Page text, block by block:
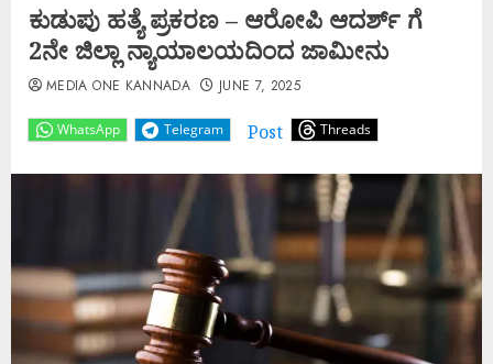
ಕುಡುಪು ಹತ್ಯೆ ಪ್ರಕರಣ – ಆರೋಪಿ ಆದರ್ಶ್‌ ಗೆ
2ನೇ ಜಿಲ್ಲಾ ನ್ಯಾಯಾಲಯದಿಂದ ಜಾಮೀನು
WhatsApp Telegram Post Threads
MEDIA ONE KANNADA JUNE 7, 2025